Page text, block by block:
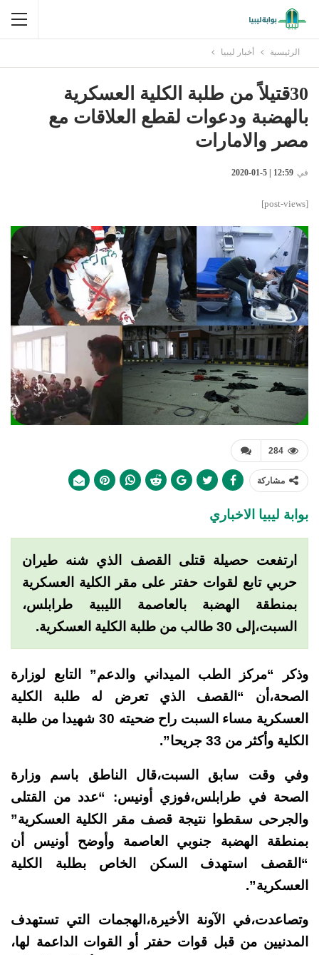
الرئيسية أخبار ليبيا
30قتيلاً من طلبة الكلية العسكرية
بالهضبة ودعوات لقطع العلاقات مع
مصر والامارات
في 12:59 | 5-01-2020
[post-views]
284
مشاركة
بوابة ليبيا الاخباري
ارتفعت حصيلة قتلى القصف الذي شنه طيران
حربي تابع لقوات حفتر على مقر الكلية العسكرية
بمنطقة الهضبة بالعاصمة الليبية طرابلس،
السبت،إلى 30 طالب من طلبة الكلية العسكرية.
وذكر “مركز الطب الميداني والدعم” التابع لوزارة
الصحة،أن “القصف الذي تعرض له طلبة الكلية
العسكرية مساء السبت راح ضحيته 30 شهيدا من طلبة
الكلية وأكثر من 33 جريحا”.
وفي وقت سابق السبت،قال الناطق باسم وزارة
الصحة في طرابلس،فوزي أونيس: “عدد من القتلى
والجرحى سقطوا نتيجة قصف مقر الكلية العسكرية”
بمنطقة الهضبة جنوبي العاصمةوأوضح أونيس أن
“القصف استهدف السكن الخاص بطلبة الكلية
العسكرية”.
وتصاعدت،في الآونة الأخيرة،الهجمات التي تستهدف
المدنيين من قبل قوات حفتر أو القوات الداعمة لها،